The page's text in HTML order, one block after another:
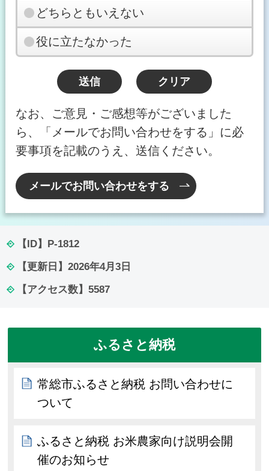
どちらともいえない
役に立たなかった
なお、ご意見・ご感想等がございました
ら、「メールでお問い合わせをする」に必
要事項を記載のうえ、送信ください。
メールでお問い合わせをする
【ID】 P-1812
【更新日】 2026年4月3日
【アクセス数】 5587
ふるさと納税
常総市ふるさと納税 お問い合わせに
ついて
ふるさと納税 お米農家向け説明会開
催のお知らせ